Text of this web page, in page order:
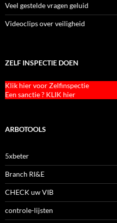
Veel gestelde vragen geluid
Videoclips over veiligheid
ZELF INSPECTIE DOEN
Klik hier voor Zelfinspectie
Een sanctie ? KLIK hier
ARBOTOOLS
5xbeter
Branch RI&E
CHECK uw VIB
controle-lijsten